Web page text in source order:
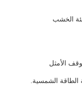
الخشب
الأمثل
الطاقة الشمسية.